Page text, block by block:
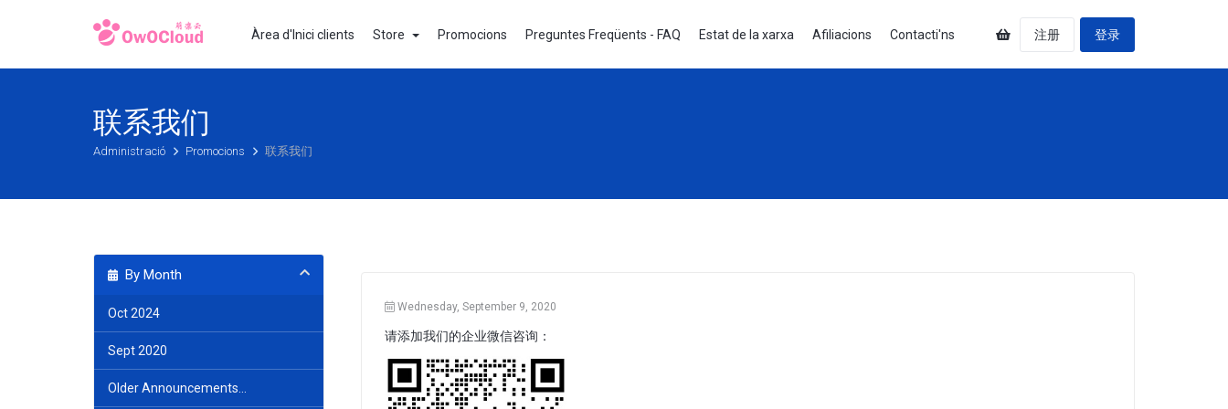
Àrea d'Inici clients Store Promocions Preguntes Freqüents - FAQ Estat de la xarxa Afiliacions Contacti'ns 注册 登录
联系我们
Administració Promocions 联系我们
By Month
Oct 2024
Sept 2020
Older Announcements...
Wednesday, September 9, 2020
请添加我们的企业微信咨询：